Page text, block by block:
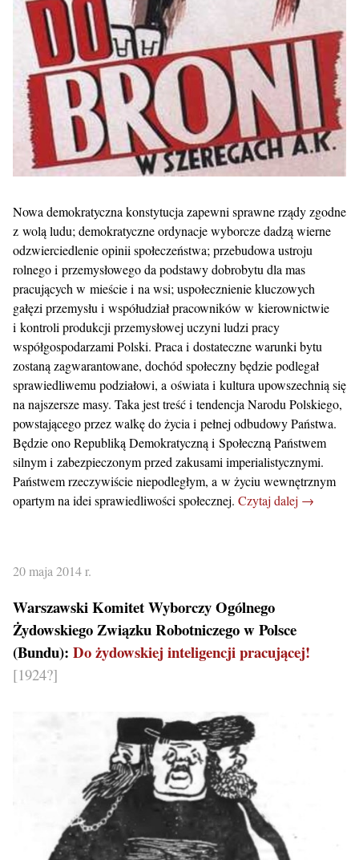
Nowa demokratyczna konstytucja zapewni sprawne rządy zgodne
z wolą ludu; demokratyczne ordynacje wyborcze dadzą wierne
odzwierciedlenie opinii społeczeństwa; przebudowa ustroju
rolnego i przemysłowego da podstawy dobrobytu dla mas
pracujących w mieście i na wsi; uspołecznienie kluczowych
gałęzi przemysłu i współudział pracowników w kierownictwie
i kontroli produkcji przemysłowej uczyni ludzi pracy
współgospodarzami Polski. Praca i dostateczne warunki bytu
zostaną zagwarantowane, dochód społeczny będzie podlegał
sprawiedliwemu podziałowi, a oświata i kultura upowszechnią się
na najszersze masy. Taka jest treść i tendencja Narodu Polskiego,
powstającego przez walkę do życia i pełnej odbudowy Państwa.
Będzie ono Republiką Demokratyczną i Społeczną Państwem
silnym i zabezpieczonym przed zakusami imperialistycznymi.
Państwem rzeczywiście niepodległym, a w życiu wewnętrznym
opartym na idei sprawiedliwości społecznej. Czytaj dalej →
20 maja 2014 r.
Warszawski Komitet Wyborczy Ogólnego
Żydowskiego Związku Robotniczego w Polsce
(Bundu): Do żydowskiej inteligencji pracującej!
[1924?]